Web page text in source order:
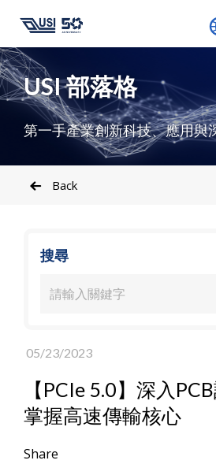
USI 部落格
第一手產業創新科技、應用與
Back
搜尋
05/23/2023
【PCIe 5.0】深入
掌握高速傳輸核心
Share